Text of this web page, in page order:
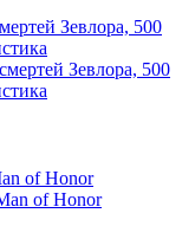
Зевлора, 500
Зевлора, 500
of Honor
of Honor